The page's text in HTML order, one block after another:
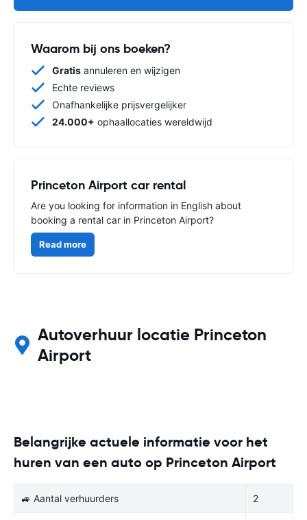
Waarom bij ons boeken?
Gratis annuleren en wijzigen
Echte reviews
Onafhankelijke prijsvergelijker
24.000+ ophaallocaties wereldwijd
Princeton Airport car rental
Are you looking for information in English about
booking a rental car in Princeton Airport?
Read more
Autoverhuur locatie Princeton
Airport
Belangrijke actuele informatie voor het
huren van een auto op Princeton Airport
🚙 Aantal verhuurders 2